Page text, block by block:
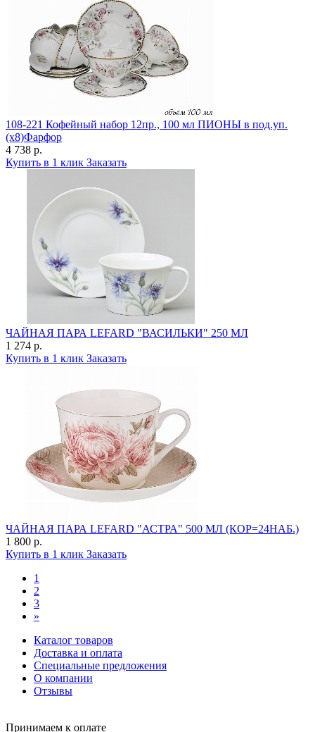
108-221 Кофейный набор 12пр., 100 мл ПИОНЫ в под.уп.
(х8)Фарфор
4 738 р.
Купить в 1 клик Заказать
ЧАЙНАЯ ПАРА LEFARD "ВАСИЛЬКИ" 250 МЛ
1 274 р.
Купить в 1 клик Заказать
ЧАЙНАЯ ПАРА LEFARD "АСТРА" 500 МЛ (КОР=24НАБ.)
1 800 р.
Купить в 1 клик Заказать
1
2
3
»
Каталог товаров
Доставка и оплата
Специальные предложения
О компании
Отзывы
Принимаем к оплате